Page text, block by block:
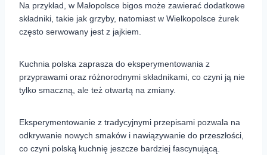
Na przykład, w Małopolsce bigos może zawierać dodatkowe
składniki, takie jak grzyby, natomiast w Wielkopolsce żurek
często serwowany jest z jajkiem.
Kuchnia polska zaprasza do eksperymentowania z
przyprawami oraz różnorodnymi składnikami, co czyni ją nie
tylko smaczną, ale też otwartą na zmiany.
Eksperymentowanie z tradycyjnymi przepisami pozwala na
odkrywanie nowych smaków i nawiązywanie do przeszłości,
co czyni polską kuchnię jeszcze bardziej fascynującą.